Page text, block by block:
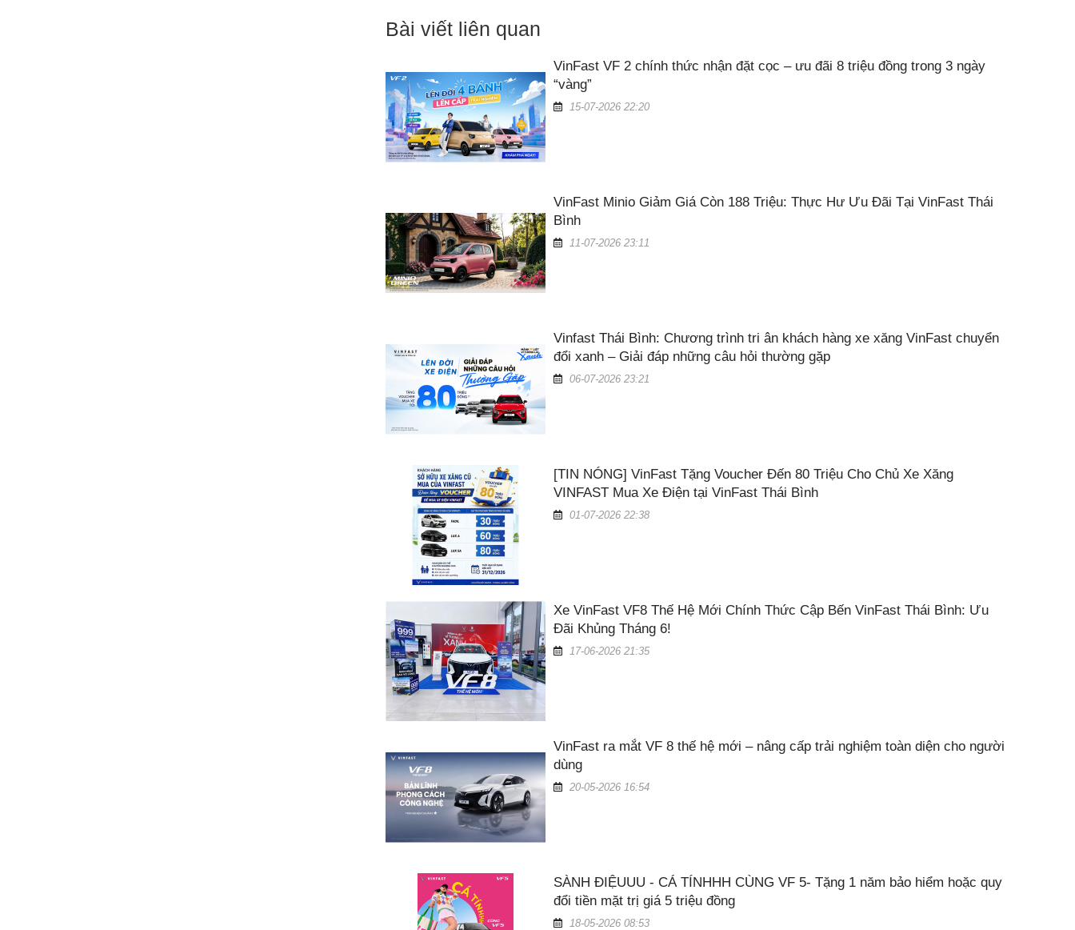
Bài viết liên quan
VinFast VF 2 chính thức nhận đặt cọc – ưu đãi 8 triệu đồng trong 3 ngày
“vàng”
15-07-2026 22:20
VinFast Minio Giảm Giá Còn 188 Triệu: Thực Hư Ưu Đãi Tại VinFast Thái
Bình
11-07-2026 23:11
Vinfast Thái Bình: Chương trình tri ân khách hàng xe xăng VinFast chuyển
đổi xanh – Giải đáp những câu hỏi thường gặp
06-07-2026 23:21
[TIN NÓNG] VinFast Tặng Voucher Đến 80 Triệu Cho Chủ Xe Xăng
VINFAST Mua Xe Điện tại VinFast Thái Bình
01-07-2026 22:38
Xe VinFast VF8 Thế Hệ Mới Chính Thức Cập Bến VinFast Thái Bình: Ưu
Đãi Khủng Tháng 6!
17-06-2026 21:35
VinFast ra mắt VF 8 thế hệ mới – nâng cấp trải nghiệm toàn diện cho người
dùng
20-05-2026 16:54
SÀNH ĐIỆUUU - CÁ TÍNHHH CÙNG VF 5- Tặng 1 năm bảo hiểm hoặc quy
đổi tiền mặt trị giá 5 triệu đồng
18-05-2026 08:53